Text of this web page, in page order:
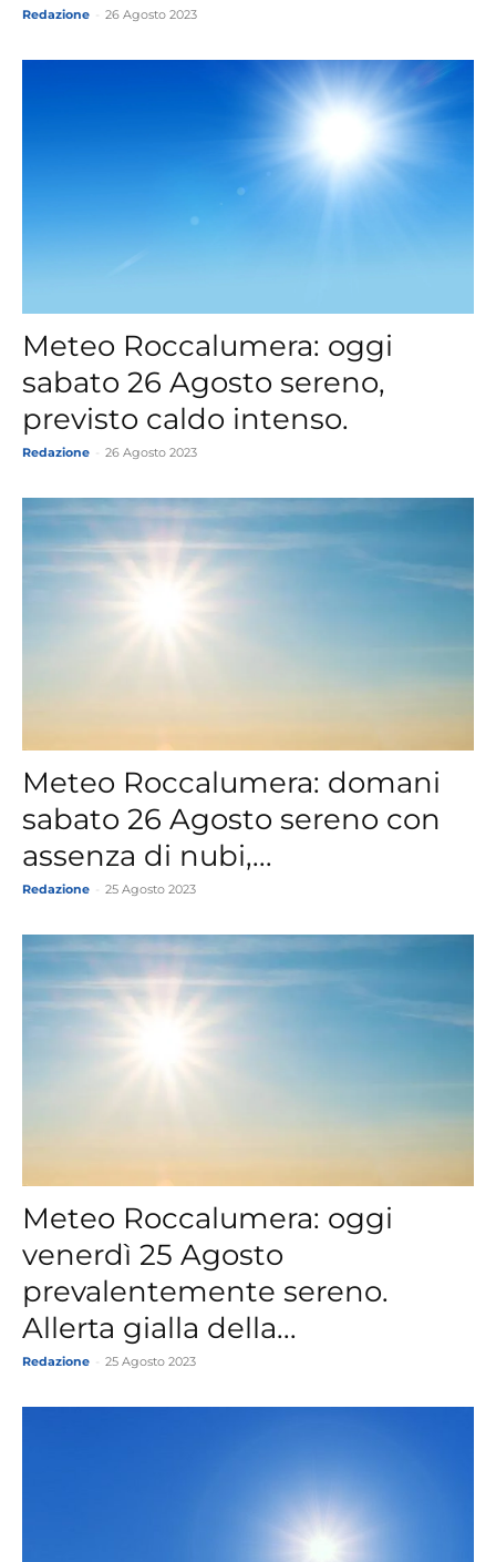
Redazione 26 Agosto 2023
Meteo Roccalumera: oggi
sabato 26 Agosto sereno,
previsto caldo intenso.
Redazione 26 Agosto 2023
Meteo Roccalumera: domani
sabato 26 Agosto sereno con
assenza di nubi,...
Redazione 25 Agosto 2023
Meteo Roccalumera: oggi
venerdì 25 Agosto
prevalentemente sereno.
Allerta gialla della...
Redazione 25 Agosto 2023